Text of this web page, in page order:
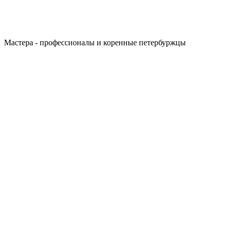
Мастера - профессионалы и коренные петербуржцы